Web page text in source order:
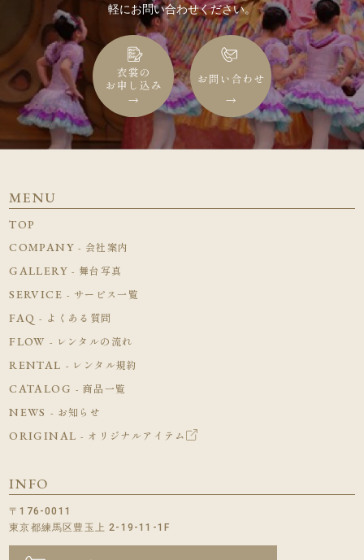
軽にお問い合わせください。
MENU
TOP
COMPANY - 会社案内
GALLERY - 舞台写真
SERVICE - サービス一覧
FAQ - よくある質問
FLOW - レンタルの流れ
RENTAL - レンタル規約
CATALOG - 商品一覧
NEWS - お知らせ
ORIGINAL - オリジナルアイテム
INFO
〒176-0011
東京都練馬区豊玉上 2-19-11-1F